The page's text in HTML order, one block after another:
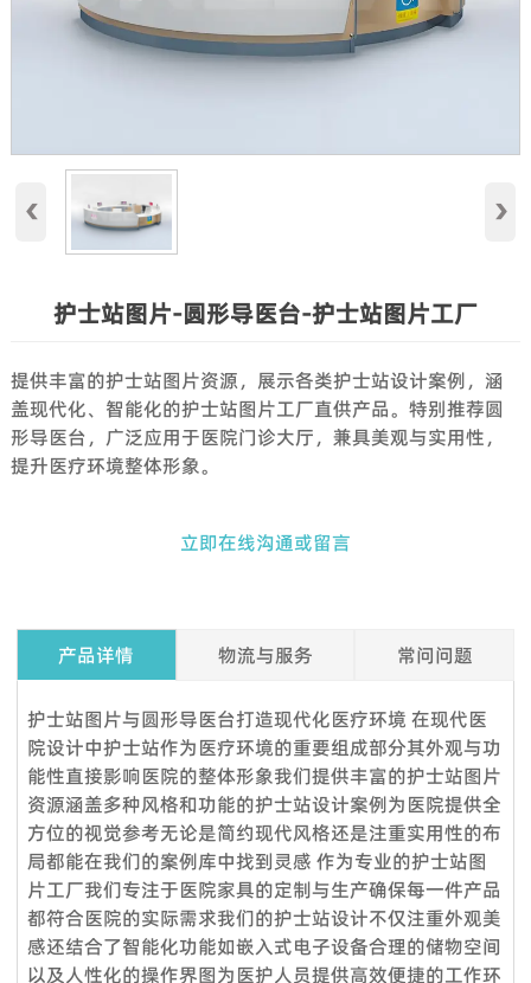
‹ ›
护士站图片-圆形导医台-护士站图片工厂
提供丰富的护士站图片资源，展示各类护士站设计案例，涵
盖现代化、智能化的护士站图片工厂直供产品。特别推荐圆
形导医台，广泛应用于医院门诊大厅，兼具美观与实用性，
提升医疗环境整体形象。
立即在线沟通或留言
产品详情 物流与服务 常问问题
护士站图片与圆形导医台打造现代化医疗环境 在现代医
院设计中护士站作为医疗环境的重要组成部分其外观与功
能性直接影响医院的整体形象我们提供丰富的护士站图片
资源涵盖多种风格和功能的护士站设计案例为医院提供全
方位的视觉参考无论是简约现代风格还是注重实用性的布
局都能在我们的案例库中找到灵感 作为专业的护士站图
片工厂我们专注于医院家具的定制与生产确保每一件产品
都符合医院的实际需求我们的护士站设计不仅注重外观美
感还结合了智能化功能如嵌入式电子设备合理的储物空间
以及人性化的操作界图为医护人员提供高效便捷的工作环
360度服务：
VOUPLUS组建了专业的工程团队，为工程客户和品牌店客户提
供完善的服务和****的项目解决方案。工程团队负责投标项目、
Q1. 我可以在下订单之前索取样品吗？
是的，我们欢迎订购样品来测试和检查质量。混合样品是可以接
受的。但考虑到节省邮费，我们还提供详细的图片和其他您需要
的文件，以作为替代解决方案来消除您的顾虑。
Q2.我可以参观你们的工厂吗？
当然，我们的工厂位于中国广州，距离广州白云国际机场仅 12
公里。如果您想参观我们的工厂，请联系我们预约。除了带您参
观我们的工厂外，我们还可以帮助您预订酒店、机场接机等。
Q3.你们工厂的付款期限是怎样的？